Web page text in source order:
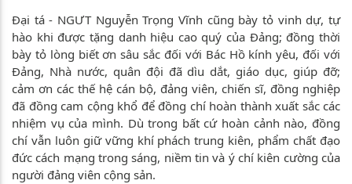
Đại tá - NGƯT Nguyễn Trọng Vĩnh cũng bày tỏ vinh dự, tự
hào khi được tặng danh hiệu cao quý của Đảng; đồng thời
bày tỏ lòng biết ơn sâu sắc đối với Bác Hồ kính yêu, đối với
Đảng, Nhà nước, quân đội đã dìu dắt, giáo dục, giúp đỡ;
cảm ơn các thế hệ cán bộ, đảng viên, chiến sĩ, đồng nghiệp
đã đồng cam cộng khổ để đồng chí hoàn thành xuất sắc các
nhiệm vụ của mình. Dù trong bất cứ hoàn cảnh nào, đồng
chí vẫn luôn giữ vững khí phách trung kiên, phẩm chất đạo
đức cách mạng trong sáng, niềm tin và ý chí kiên cường của
người đảng viên cộng sản.